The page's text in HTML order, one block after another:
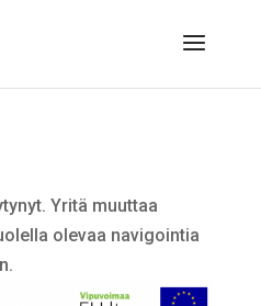
Yritä muuttaa
olevaa navigointia